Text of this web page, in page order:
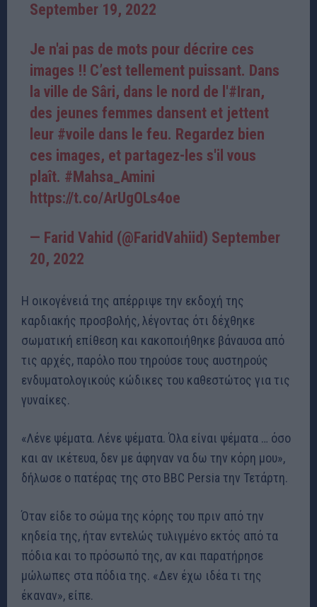
September 19, 2022
Je n'ai pas de mots pour décrire ces
images !! C’est tellement puissant. Dans
la ville de Sâri, dans le nord de l'#Iran,
des jeunes femmes dansent et jettent
leur #voile dans le feu. Regardez bien
ces images, et partagez-les s'il vous
plaît. #Mahsa_Amini
https://t.co/ArUgOLs4oe
— Farid Vahid (@FaridVahiid) September
20, 2022
Η οικογένειά της απέρριψε την εκδοχή της
καρδιακής προσβολής, λέγοντας ότι δέχθηκε
σωματική επίθεση και κακοποιήθηκε βάναυσα από
τις αρχές, παρόλο που τηρούσε τους αυστηρούς
ενδυματολογικούς κώδικες του καθεστώτος για τις
γυναίκες.
«Λένε ψέματα. Λένε ψέματα. Όλα είναι ψέματα … όσο
και αν ικέτευα, δεν με άφηναν να δω την κόρη μου»,
δήλωσε ο πατέρας της στο BBC Persia την Τετάρτη.
Όταν είδε το σώμα της κόρης του πριν από την
κηδεία της, ήταν εντελώς τυλιγμένο εκτός από τα
πόδια και το πρόσωπό της, αν και παρατήρησε
μώλωπες στα πόδια της. «Δεν έχω ιδέα τι της
έκαναν», είπε.